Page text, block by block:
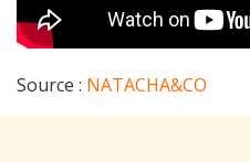
Source : NATACHA&CO